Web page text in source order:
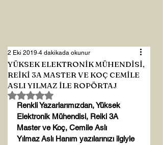
YÜKSEK ELEKTRONİK MÜHENDİSİ,
REİKİ 3A MASTER VE KOÇ CEMİLE
ASLI YILMAZ İLE ROPÖRTAJ
2 Eki 2019 4 dakikada okunur
5 üzerinden NaN yıldız
Renkli Yazarlarımızdan, Yüksek
Elektronik Mühendisi, Reiki 3A
Master ve Koç, Cemile Aslı
Yılmaz Aslı Hanım yazılarınızı ilgiyle